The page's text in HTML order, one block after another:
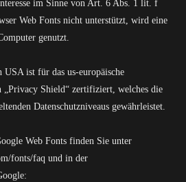
im Sinne von Art. 6 Abs. 1 lit. f
Web Fonts nicht unterstützt, wird eine
genutzt.
ist für das us-europäische
„Privacy Shield“ zertifiziert, welches die
Datenschutzniveaus gewährleistet.
Web Fonts finden Sie unter
fonts/faq und in der